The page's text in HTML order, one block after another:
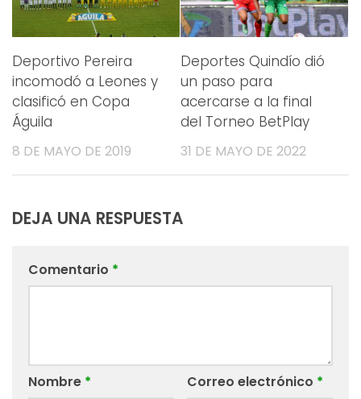
Deportivo Pereira
incomodó a Leones y
clasificó en Copa
Águila
8 DE MAYO DE 2019
Deportes Quindío dió
un paso para
acercarse a la final
del Torneo BetPlay
31 DE MAYO DE 2022
DEJA UNA RESPUESTA
Comentario *
Nombre * Correo electrónico *